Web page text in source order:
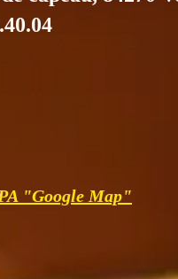
"Google Map"